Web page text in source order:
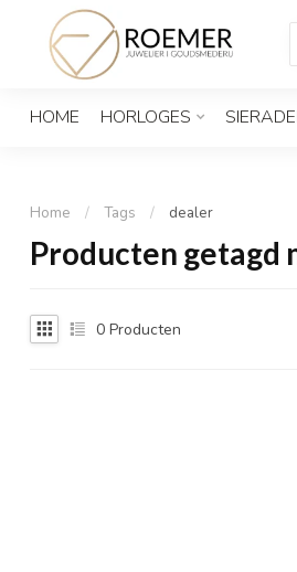
HOME HORLOGES
Home / Tags / dealer
Producten getagd
0 Producten